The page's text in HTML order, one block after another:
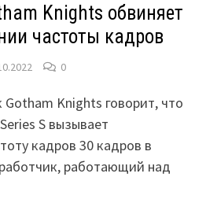
Knights обвиняет
частоты кадров
0
Knights говорит, что
S вызывает
кадров 30 кадров в
работающий над